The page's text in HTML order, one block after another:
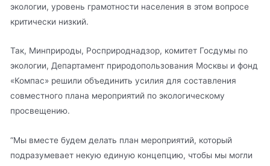
экологии, уровень грамотности населения в этом вопросе
критически низкий.
Так, Минприроды, Росприроднадзор, комитет Госдумы по
экологии, Департамент природопользования Москвы и фонд
«Компас» решили объединить усилия для составления
совместного плана мероприятий по экологическому
просвещению.
“Мы вместе будем делать план мероприятий, который
подразумевает некую единую концепцию, чтобы мы могли